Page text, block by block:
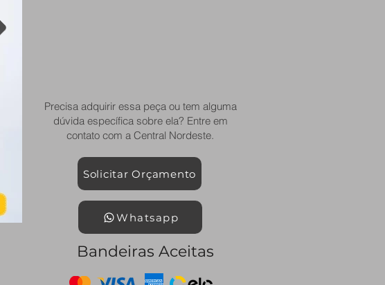
Precisa adquirir essa peça ou tem alguma
dúvida específica sobre ela? Entre em
contato com a Central Nordeste.
Solicitar Orçamento
Whatsapp
Bandeiras Aceitas